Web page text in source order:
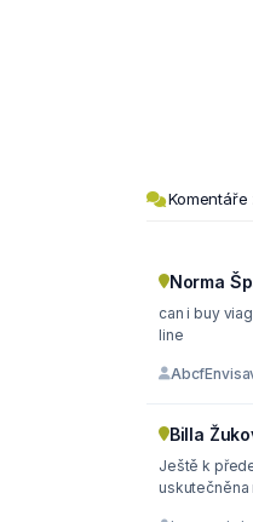
Norma
can i buy viagra
line
Billa
Ještě k
uskutečněna